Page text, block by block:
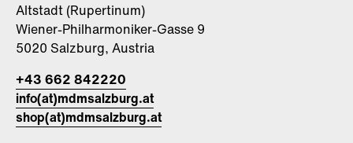
Altstadt (Rupertinum)
Wiener-Philharmoniker-Gasse 9
5020 Salzburg, Austria
+43 662 842220
info(at)mdmsalzburg.at
shop(at)mdmsalzburg.at